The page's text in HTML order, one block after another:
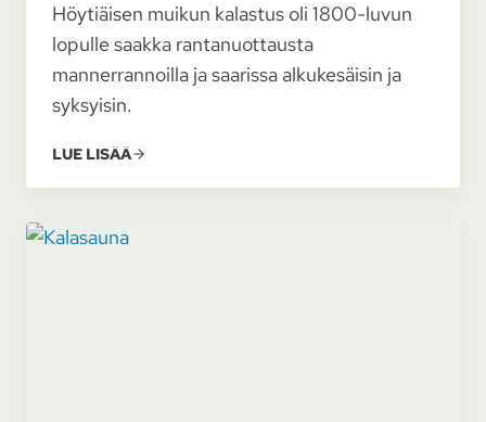
Höytiäisen muikun kalastus oli 1800-luvun
lopulle saakka rantanuottausta
mannerrannoilla ja saarissa alkukesäisin ja
syksyisin.
LUE LISÄÄ